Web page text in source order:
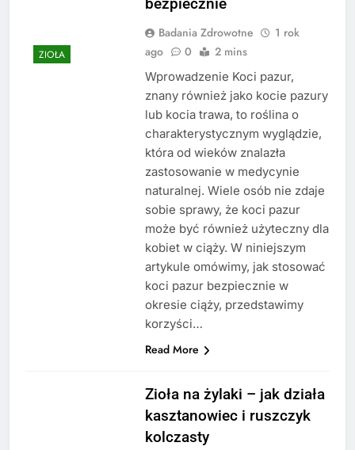
ZIOŁA
Badania Zdrowotne
1 rok
ago
0 2 mins
Wprowadzenie Koci pazur,
znany również jako kocie pazury
lub kocia trawa, to roślina o
charakterystycznym wyglądzie,
która od wieków znalazła
zastosowanie w medycynie
naturalnej. Wiele osób nie zdaje
sobie sprawy, że koci pazur
może być również użyteczny dla
kobiet w ciąży. W niniejszym
artykule omówimy, jak stosować
koci pazur bezpiecznie w
okresie ciąży, przedstawimy
korzyści…
Read More
Zioła na żylaki – jak działa
kasztanowiec i ruszczyk
kolczasty